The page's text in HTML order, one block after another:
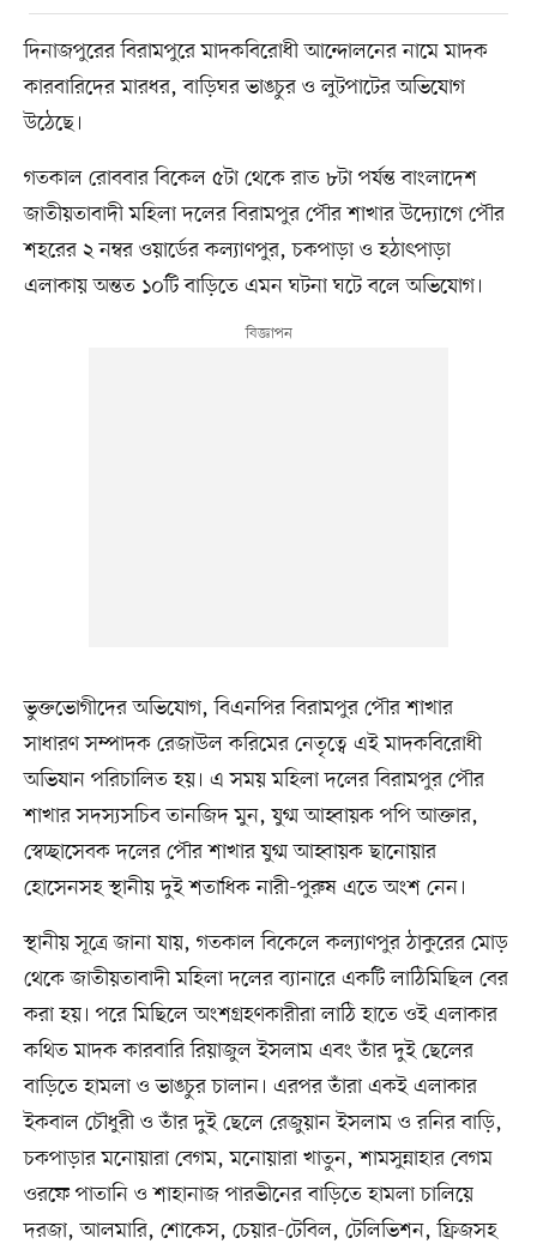
দিনাজপুরের বিরামপুরে মাদকবিরোধী আন্দোলনের নামে মাদক
কারবারিদের মারধর, বাড়িঘর ভাঙচুর ও লুটপাটের অভিযোগ
উঠেছে।
গতকাল রোববার বিকেল ৫টা থেকে রাত ৮টা পর্যন্ত বাংলাদেশ
জাতীয়তাবাদী মহিলা দলের বিরামপুর পৌর শাখার উদ্যোগে পৌর
শহরের ২ নম্বর ওয়ার্ডের কল্যাণপুর, চকপাড়া ও হঠাৎপাড়া
এলাকায় অন্তত ১০টি বাড়িতে এমন ঘটনা ঘটে বলে অভিযোগ।
ভুক্তভোগীদের অভিযোগ, বিএনপির বিরামপুর পৌর শাখার
সাধারণ সম্পাদক রেজাউল করিমের নেতৃত্বে এই মাদকবিরোধী
অভিযান পরিচালিত হয়। এ সময় মহিলা দলের বিরামপুর পৌর
শাখার সদস্যসচিব তানজিদ মুন, যুগ্ম আহ্বায়ক পপি আক্তার,
স্বেচ্ছাসেবক দলের পৌর শাখার যুগ্ম আহ্বায়ক ছানোয়ার
হোসেনসহ স্থানীয় দুই শতাধিক নারী-পুরুষ এতে অংশ নেন।
স্থানীয় সূত্রে জানা যায়, গতকাল বিকেলে কল্যাণপুর ঠাকুরের মোড়
থেকে জাতীয়তাবাদী মহিলা দলের ব্যানারে একটি লাঠিমিছিল বের
করা হয়। পরে মিছিলে অংশগ্রহণকারীরা লাঠি হাতে ওই এলাকার
কথিত মাদক কারবারি রিয়াজুল ইসলাম এবং তাঁর দুই ছেলের
বাড়িতে হামলা ও ভাঙচুর চালান। এরপর তাঁরা একই এলাকার
ইকবাল চৌধুরী ও তাঁর দুই ছেলে রেজুয়ান ইসলাম ও রনির বাড়ি,
চকপাড়ার মনোয়ারা বেগম, মনোয়ারা খাতুন, শামসুন্নাহার বেগম
ওরফে পাতানি ও শাহানাজ পারভীনের বাড়িতে হামলা চালিয়ে
দরজা, আলমারি, শোকেস, চেয়ার-টেবিল, টেলিভিশন, ফ্রিজসহ